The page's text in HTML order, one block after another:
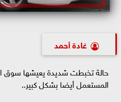
غادة أحمد
حالة تخبطت شديدة يعيشها سوق
المستعمل أيضا بشكل كبير..